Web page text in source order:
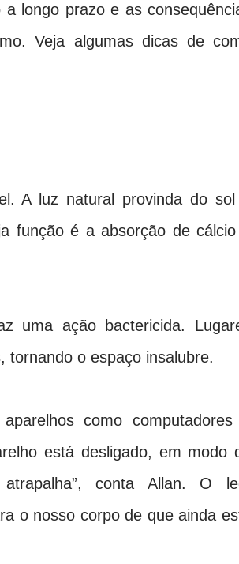
longo prazo e as
Veja algumas dicas de
A luz natural provinda do
função é a absorção de
uma ação bactericida.
tornando o espaço insalubre.
como
está desligado, em modo
conta Allan. O
o nosso corpo de que ainda